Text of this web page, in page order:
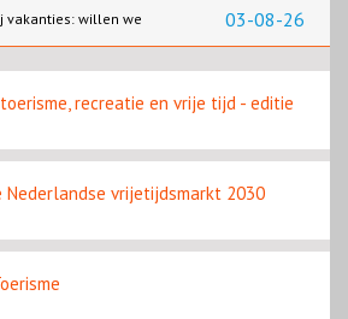
03-08-26
vakanties: willen we
verzorgd?
recreatie en vrije tijd - editie
Nederlandse vrijetijdsmarkt 2030